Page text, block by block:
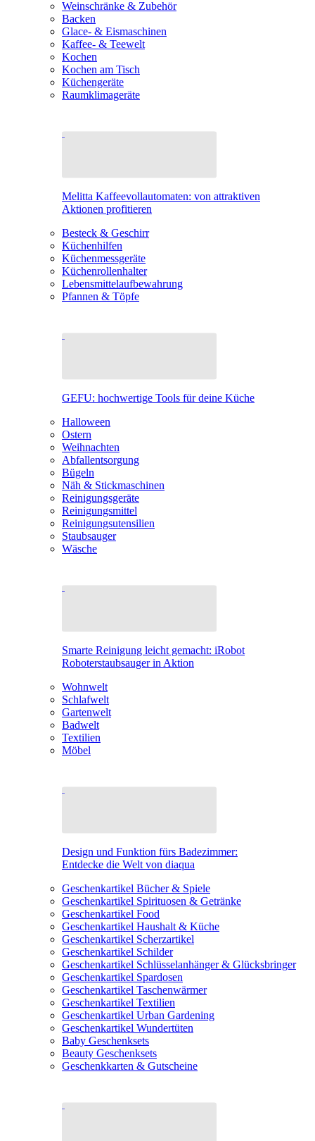
Weinschränke & Zubehör
Backen
Glace- & Eismaschinen
Kaffee- & Teewelt
Kochen
Kochen am Tisch
Küchengeräte
Raumklimageräte
Melitta Kaffeevollautomaten: von attraktiven
Aktionen profitieren
Besteck & Geschirr
Küchenhilfen
Küchenmessgeräte
Küchenrollenhalter
Lebensmittelaufbewahrung
Pfannen & Töpfe
GEFU: hochwertige Tools für deine Küche
Halloween
Ostern
Weihnachten
Abfallentsorgung
Bügeln
Näh & Stickmaschinen
Reinigungsgeräte
Reinigungsmittel
Reinigungsutensilien
Staubsauger
Wäsche
Smarte Reinigung leicht gemacht: iRobot
Roboterstaubsauger in Aktion
Wohnwelt
Schlafwelt
Gartenwelt
Badwelt
Textilien
Möbel
Design und Funktion fürs Badezimmer:
Entdecke die Welt von diaqua
Geschenkartikel Bücher & Spiele
Geschenkartikel Spirituosen & Getränke
Geschenkartikel Food
Geschenkartikel Haushalt & Küche
Geschenkartikel Scherzartikel
Geschenkartikel Schilder
Geschenkartikel Schlüsselanhänger & Glücksbringer
Geschenkartikel Spardosen
Geschenkartikel Taschenwärmer
Geschenkartikel Textilien
Geschenkartikel Urban Gardening
Geschenkartikel Wundertüten
Baby Geschenksets
Beauty Geschenksets
Geschenkkarten & Gutscheine